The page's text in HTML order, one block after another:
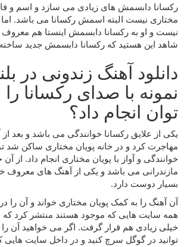
رکسانا دابسمش های زیادی می سازد و اسم و
مختاری نیست البته اسمش رکسانا می باشد.
نیست و او به رکسانا دابسمش اینستا هم
شاهد این هستید که رکسانا دابسمش جدید
دانلود آهنگ زندونی در
نمونه با صدای رکسانا
توان انجام داد؟
یکی از علایق رکسانا خوانندگی می باشد و بعد از
مهاجرت کرد و در خانه پویان مختاری ساکن شد
خوانندگی و آواز با پویان مختاری انجام داد. از آن
مازندرانی می باشد و یکی از آهنگ های معروف
بسیار دوست دارد.
آن آهنگ را به کمک پویان مختاری خواند و آن را
همه سایت‌ هایی که موجود هستند منتشر کرد که
خیلی زیادی هم قرار گرفت. اگر می خواهید آن را
توانید در گوگل سرچ کنید و در داخل سایت هایی